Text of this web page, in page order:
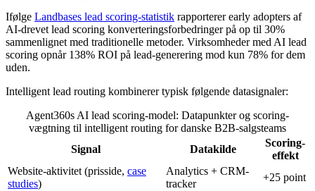
Ifølge Landbases lead scoring-statistik rapporterer early adopters af
AI-drevet lead scoring konverteringsforbedringer på op til 30%
sammenlignet med traditionelle metoder. Virksomheder med AI lead
scoring opnår 138% ROI på lead-generering mod kun 78% for dem
uden.
Intelligent lead routing kombinerer typisk følgende datasignaler:
Agent360s AI lead scoring-model: Datapunkter og scoring-
vægtning til intelligent routing for danske B2B-salgsteams
Signal
Datakilde
Scoring-
effekt
Website-aktivitet (prisside, case
studies)
Analytics + CRM-
tracker
+25 point